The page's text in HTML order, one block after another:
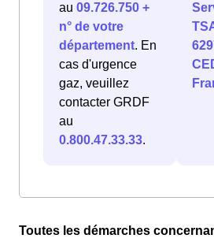
au 09.726.750 +
n° de votre
département. En
cas d'urgence
gaz, veuillez
contacter GRDF
au
0.800.47.33.33.
Toutes les démarches